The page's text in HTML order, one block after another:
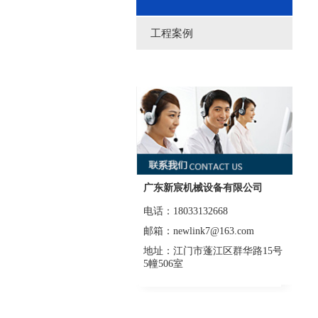
工程案例
广东新宸机械设备有限公司
电话：18033132668
邮箱：newlink7@163.com
地址：江门市蓬江区群华路15号
5幢506室